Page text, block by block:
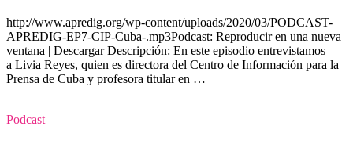
http://www.apredig.org/wp-content/uploads/2020/03/PODCAST-
APREDIG-EP7-CIP-Cuba-.mp3Podcast: Reproducir en una nueva
ventana | Descargar Descripción: En este episodio entrevistamos
a Livia Reyes, quien es directora del Centro de Información para la
Prensa de Cuba y profesora titular en …
Podcast